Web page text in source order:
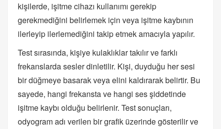
kişilerde, işitme cihazı kullanımı gerekip
gerekmediğini belirlemek için veya işitme kaybının
ilerleyip ilerlemediğini takip etmek amacıyla yapılır.
Test sırasında, kişiye kulaklıklar takılır ve farklı
frekanslarda sesler dinletilir. Kişi, duyduğu her sesi
bir düğmeye basarak veya elini kaldırarak belirtir. Bu
sayede, hangi frekansta ve hangi ses şiddetinde
işitme kaybı olduğu belirlenir. Test sonuçları,
odyogram adı verilen bir grafik üzerinde gösterilir ve